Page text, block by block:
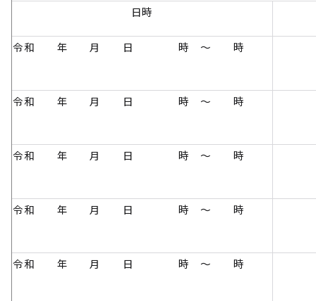
日時
令和 年 月 日 時 ～ 時
令和 年 月 日 時 ～ 時
令和 年 月 日 時 ～ 時
令和 年 月 日 時 ～ 時
令和 年 月 日 時 ～ 時